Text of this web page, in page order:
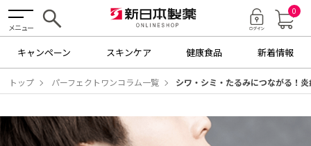
メニュー
0
キャンペーン スキンケア 健康食品 新着情報
トップ パーフェクトワンコラム一覧 シワ・シミ・たるみにつながる！